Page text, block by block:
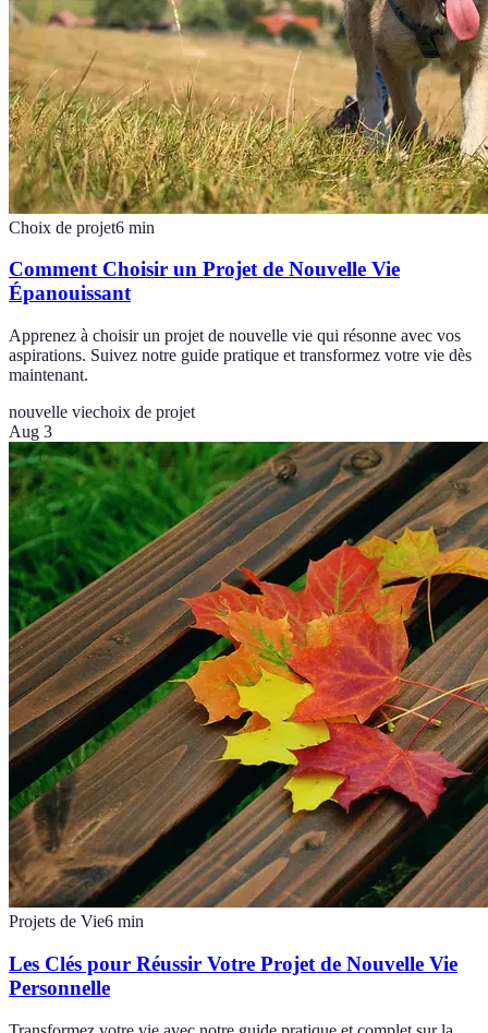
Choix de projet6 min
Comment Choisir un Projet de Nouvelle Vie
Épanouissant
Apprenez à choisir un projet de nouvelle vie qui résonne avec vos
aspirations. Suivez notre guide pratique et transformez votre vie dès
maintenant.
nouvelle viechoix de projet
Aug 3
Projets de Vie6 min
Les Clés pour Réussir Votre Projet de Nouvelle Vie
Personnelle